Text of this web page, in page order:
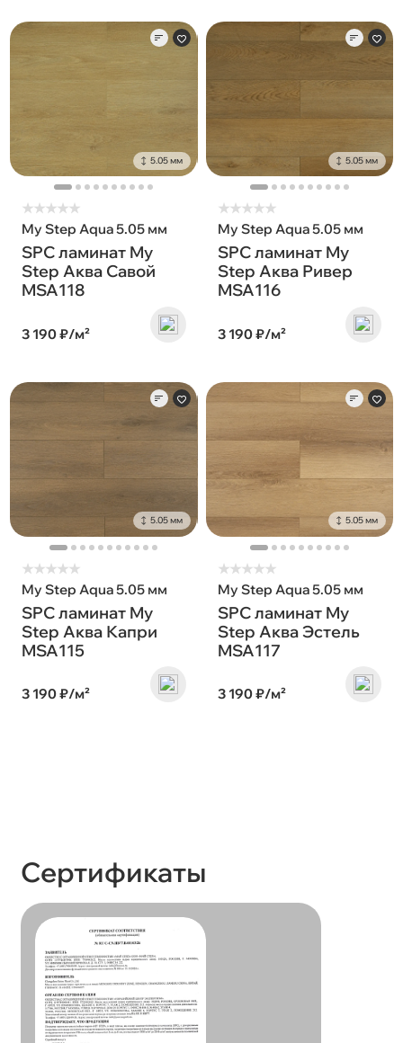
5.05 мм
★★★★★
My Step Aqua 5.05 мм
SPC ламинат My
Step Аква Савой
MSA118
3 190 ₽/м²
5.05 мм
★★★★★
My Step Aqua 5.05 мм
SPC ламинат My
Step Аква Ривер
MSA116
3 190 ₽/м²
5.05 мм
★★★★★
My Step Aqua 5.05 мм
SPC ламинат My
Step Аква Капри
MSA115
3 190 ₽/м²
5.05 мм
★★★★★
My Step Aqua 5.05 мм
SPC ламинат My
Step Аква Эстель
MSA117
3 190 ₽/м²
Сертификаты